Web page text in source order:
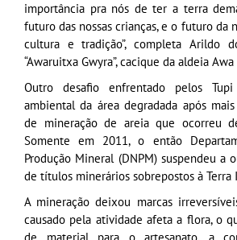
importância pra nós de ter a terra
futuro das nossas crianças, e o futuro da
cultura e tradição”, completa Arildo
“Awaruitxa Gwyra”, cacique da aldeia
Outro desafio enfrentado pelos
ambiental da área degradada após
de mineração de areia que ocorreu
Somente em 2011, o então
Produção Mineral (DNPM) suspendeu a
de títulos minerários sobrepostos à Terra
A mineração deixou marcas
causado pela atividade afeta a flora, o